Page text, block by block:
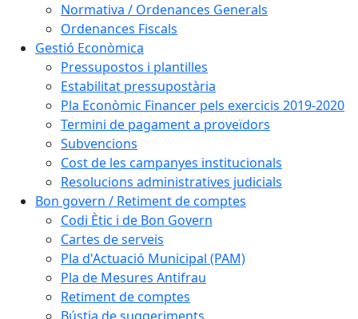
Normativa / Ordenances Generals
Ordenances Fiscals
Gestió Econòmica
Pressupostos i plantilles
Estabilitat pressupostària
Pla Econòmic Financer pels exercicis 2019-2020
Termini de pagament a proveïdors
Subvencions
Cost de les campanyes institucionals
Resolucions administratives judicials
Bon govern / Retiment de comptes
Codi Ètic i de Bon Govern
Cartes de serveis
Pla d'Actuació Municipal (PAM)
Pla de Mesures Antifrau
Retiment de comptes